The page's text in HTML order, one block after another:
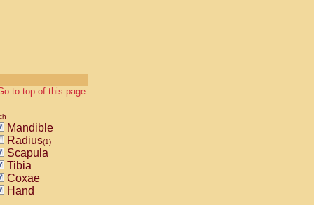
to top of this page.
Mandible
Radius(1)
Scapula
Tibia
Coxae
Hand